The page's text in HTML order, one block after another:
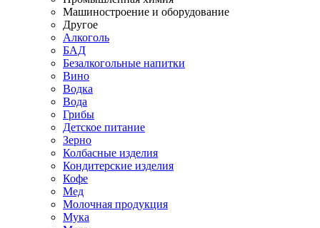
Машиностроение и оборудование
Другое
Алкоголь
БАД
Безалкогольные напитки
Вино
Водка
Вода
Грибы
Детское питание
Зерно
Колбасные изделия
Кондитерские изделия
Кофе
Мед
Молочная продукция
Мука